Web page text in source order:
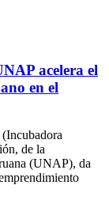
acelera el
en el
de la
(UNAP), da